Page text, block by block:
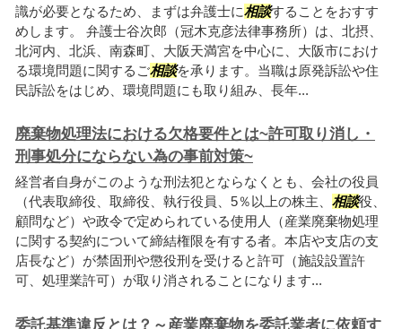
識が必要となるため、まずは弁護士に相談することをおすす
めします。 弁護士谷次郎（冠木克彦法律事務所）は、北摂、
北河内、北浜、南森町、大阪天満宮を中心に、大阪市におけ
る環境問題に関するご相談を承ります。当職は原発訴訟や住
民訴訟をはじめ、環境問題にも取り組み、長年...
廃棄物処理法における欠格要件とは~許可取り消し・
刑事処分にならない為の事前対策~
経営者自身がこのような刑法犯とならなくとも、会社の役員
（代表取締役、取締役、執行役員、5％以上の株主、 相談役、
顧問など）や政令で定められている使用人（産業廃棄物処理
に関する契約について締結権限を有する者。本店や支店の支
店長など）が禁固刑や懲役刑を受けると許可（施設設置許
可、処理業許可）が取り消されることになります...
委託基準違反とは？～産業廃棄物を委託業者に依頼す